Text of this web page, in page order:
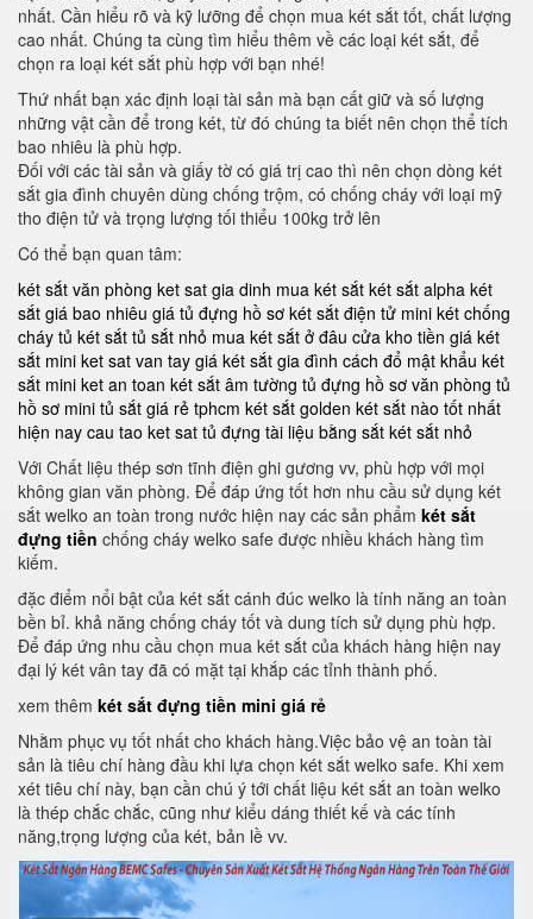
nhất. Cần hiểu rõ và kỹ lưỡng để chọn mua két sắt tốt, chất lượng
cao nhất. Chúng ta cùng tìm hiểu thêm về các loại két sắt, để
chọn ra loại két sắt phù hợp với bạn nhé!
Thứ nhất bạn xác định loại tài sản mà bạn cất giữ và số lượng
những vật cần để trong két, từ đó chúng ta biết nên chọn thể tích
bao nhiêu là phù hợp.
Đối với các tài sản và giấy tờ có giá trị cao thì nên chọn dòng két
sắt gia đình chuyên dùng chống trộm, có chống cháy với loại mỹ
tho điện tử và trọng lượng tối thiểu 100kg trở lên
Có thể bạn quan tâm:
két sắt văn phòng ket sat gia dinh mua két sắt két sắt alpha két
sắt giá bao nhiêu giá tủ đựng hồ sơ két sắt điện tử mini két chống
cháy tủ két sắt tủ sắt nhỏ mua két sắt ở đâu cửa kho tiền giá két
sắt mini ket sat van tay giá két sắt gia đình cách đổ mật khẩu két
sắt mini ket an toan két sắt âm tường tủ đựng hồ sơ văn phòng tủ
hồ sơ mini tủ sắt giá rẻ tphcm két sắt golden két sắt nào tốt nhất
hiện nay cau tao ket sat tủ đựng tài liệu bằng sắt két sắt nhỏ
Với Chất liệu thép sơn tĩnh điện ghi gương vv, phù hợp với mọi
không gian văn phòng. Để đáp ứng tốt hơn nhu cầu sử dụng két
sắt welko an toàn trong nước hiện nay các sản phẩm két sắt
đựng tiền chống cháy welko safe được nhiều khách hàng tìm
kiếm.
đặc điểm nổi bật của két sắt cánh đúc welko là tính năng an toàn
bền bỉ. khả năng chống cháy tốt và dung tích sử dụng phù hợp.
Để đáp ứng nhu cầu chọn mua két sắt của khách hàng hiện nay
đại lý két vân tay đã có mặt tại khắp các tỉnh thành phố.
xem thêm két sắt đựng tiền mini giá rẻ
Nhằm phục vụ tốt nhất cho khách hàng.Việc bảo vệ an toàn tài
sản là tiêu chí hàng đầu khi lựa chọn két sắt welko safe. Khi xem
xét tiêu chí này, bạn cần chú ý tới chất liệu két sắt an toàn welko
là thép chắc chắc, cũng như kiểu dáng thiết kế và các tính
năng,trọng lượng của két, bản lề vv.